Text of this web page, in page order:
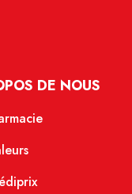
DE NOUS